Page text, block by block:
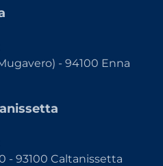
- 94100 Enna
- 93100 Caltanissetta